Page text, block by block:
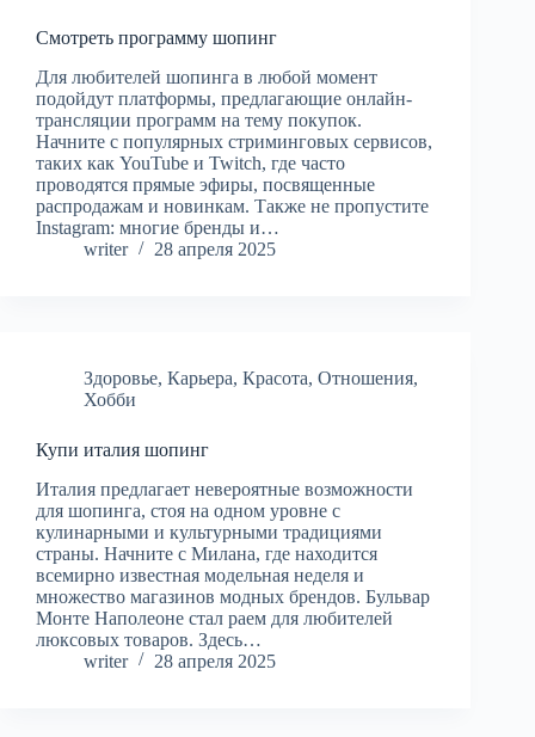
Смотреть программу шопинг
Для любителей шопинга в любой момент
подойдут платформы, предлагающие онлайн-
трансляции программ на тему покупок.
Начните с популярных стриминговых сервисов,
таких как YouTube и Twitch, где часто
проводятся прямые эфиры, посвященные
распродажам и новинкам. Также не пропустите
Instagram: многие бренды и…
writer
28 апреля 2025
Здоровье, Карьера, Красота, Отношения,
Хобби
Купи италия шопинг
Италия предлагает невероятные возможности
для шопинга, стоя на одном уровне с
кулинарными и культурными традициями
страны. Начните с Милана, где находится
всемирно известная модельная неделя и
множество магазинов модных брендов. Бульвар
Монте Наполеоне стал раем для любителей
люксовых товаров. Здесь…
writer
28 апреля 2025